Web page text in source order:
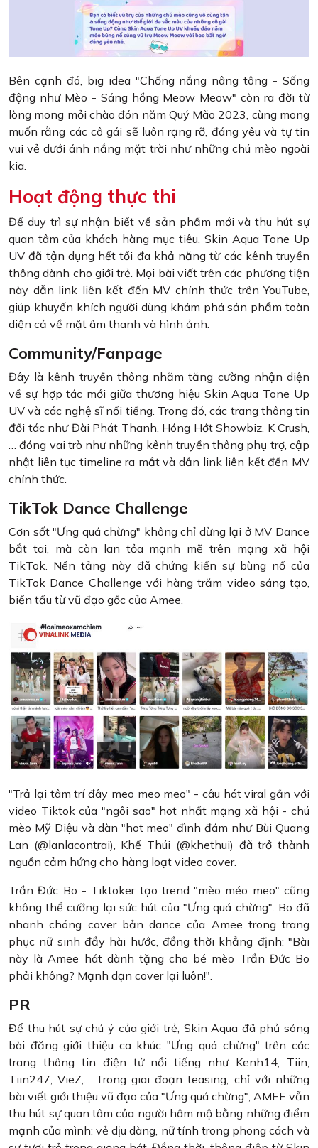
Bên cạnh đó, big idea "Chống nắng nâng tông - Sống
động như Mèo - Sáng hồng Meow Meow" còn ra đời từ
lòng mong mỏi chào đón năm Quý Mão 2023, cùng mong
muốn rằng các cô gái sẽ luôn rạng rỡ, đáng yêu và tự tin
vui vẻ dưới ánh nắng mặt trời như những chú mèo ngoài
kia.
Hoạt động thực thi
Để duy trì sự nhận biết về sản phẩm mới và thu hút sự
quan tâm của khách hàng mục tiêu, Skin Aqua Tone Up
UV đã tận dụng hết tối đa khả năng từ các kênh truyền
thông dành cho giới trẻ. Mọi bài viết trên các phương tiện
này dẫn link liên kết đến MV chính thức trên YouTube,
giúp khuyến khích người dùng khám phá sản phẩm toàn
diện cả về mặt âm thanh và hình ảnh.
Community/Fanpage
Đây là kênh truyền thông nhằm tăng cường nhận diện
về sự hợp tác mới giữa thương hiệu Skin Aqua Tone Up
UV và các nghệ sĩ nổi tiếng. Trong đó, các trang thông tin
đối tác như Đài Phát Thanh, Hóng Hớt Showbiz, K Crush,
… đóng vai trò như những kênh truyền thông phụ trợ, cập
nhật liên tục timeline ra mắt và dẫn link liên kết đến MV
chính thức.
TikTok Dance Challenge
Cơn sốt "Ưng quá chừng" không chỉ dừng lại ở MV Dance
bắt tai, mà còn lan tỏa mạnh mẽ trên mạng xã hội
TikTok. Nền tảng này đã chứng kiến sự bùng nổ của
TikTok Dance Challenge với hàng trăm video sáng tạo,
biến tấu từ vũ đạo gốc của Amee.
"Trả lại tâm trí đây meo meo meo" - câu hát viral gắn với
video Tiktok của "ngôi sao" hot nhất mạng xã hội - chú
mèo Mỹ Diệu và dàn "hot meo" đình đám như Bùi Quang
Lan (@lanlacontrai), Khế Thúi (@khethui) đã trở thành
nguồn cảm hứng cho hàng loạt video cover.
Trần Đức Bo - Tiktoker tạo trend "mèo méo meo" cũng
không thể cưỡng lại sức hút của "Ưng quá chừng". Bo đã
nhanh chóng cover bản dance của Amee trong trang
phục nữ sinh đầy hài hước, đồng thời khẳng định: "Bài
này là Amee hát dành tặng cho bé mèo Trần Đức Bo
phải không? Mạnh dạn cover lại luôn!".
PR
Để thu hút sự chú ý của giới trẻ, Skin Aqua đã phủ sóng
bài đăng giới thiệu ca khúc "Ưng quá chừng" trên các
trang thông tin điện tử nổi tiếng như Kenh14, Tiin,
Tiin247, VieZ,... Trong giai đoạn teasing, chỉ với những
bài viết giới thiệu vũ đạo của "Ưng quá chừng", AMEE vẫn
thu hút sự quan tâm của người hâm mộ bằng những điểm
mạnh của mình: vẻ dịu dàng, nữ tính trong phong cách và